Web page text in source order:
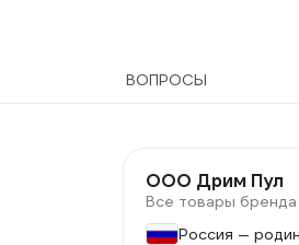
ВОПРОСЫ
ООО Дрим Пул
Все товары бренда
Россия —